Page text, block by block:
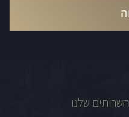
השרותים שלנו